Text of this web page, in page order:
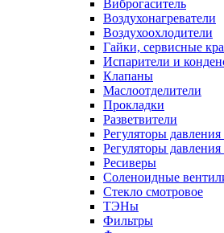
Виброгаситель
Воздухонагреватели
Воздухоохлодители
Гайки, сервисные
Испарители и
Клапаны
Маслоотделители
Прокладки
Разветвители
Регуляторы
Регуляторы
Ресиверы
Соленоидные
Стекло смотровое
ТЭНы
Фильтры